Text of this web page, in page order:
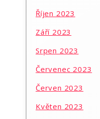
Říjen 2023
Září 2023
Srpen 2023
Červenec 2023
Červen 2023
Květen 2023